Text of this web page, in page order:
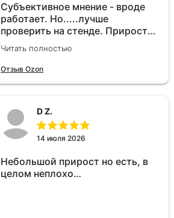
Субъективное мнение - вроде
работает. Но.....лучше
проверить на стенде. Прирост
10-12% "на глаз" уловить очень
сложно. Покатаюсь, потом
отключу и посмотрю, что будет
Читать полностью
Отзыв Ozon
D Z.
14 июля 2026
Небольшой прирост но есть, в
целом неплохо…